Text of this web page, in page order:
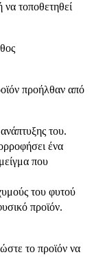
να τοποθετηθεί
προήλθαν από
του.
ένα
που
του φυτού
προϊόν.
το προϊόν να